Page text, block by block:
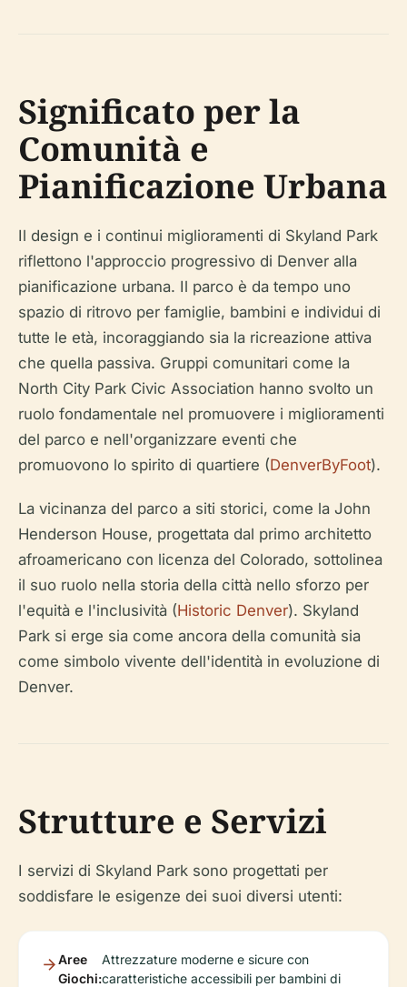
Significato per la
Comunità e
Pianificazione Urbana
Il design e i continui miglioramenti di Skyland Park
riflettono l'approccio progressivo di Denver alla
pianificazione urbana. Il parco è da tempo uno
spazio di ritrovo per famiglie, bambini e individui di
tutte le età, incoraggiando sia la ricreazione attiva
che quella passiva. Gruppi comunitari come la
North City Park Civic Association hanno svolto un
ruolo fondamentale nel promuovere i miglioramenti
del parco e nell'organizzare eventi che
promuovono lo spirito di quartiere (DenverByFoot).
La vicinanza del parco a siti storici, come la John
Henderson House, progettata dal primo architetto
afroamericano con licenza del Colorado, sottolinea
il suo ruolo nella storia della città nello sforzo per
l'equità e l'inclusività (Historic Denver). Skyland
Park si erge sia come ancora della comunità sia
come simbolo vivente dell'identità in evoluzione di
Denver.
Strutture e Servizi
I servizi di Skyland Park sono progettati per
soddisfare le esigenze dei suoi diversi utenti:
Aree
Giochi:
Attrezzature moderne e sicure con
caratteristiche accessibili per bambini di